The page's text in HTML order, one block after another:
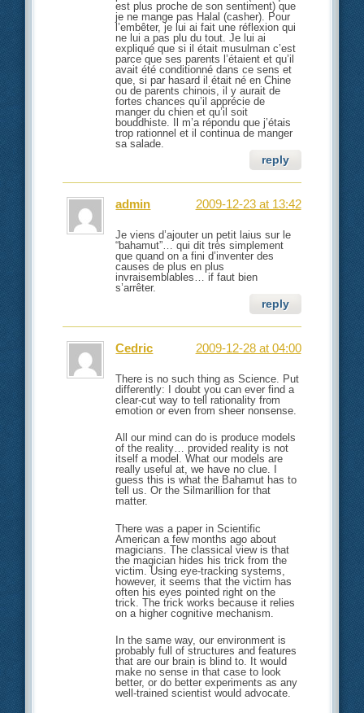
est plus proche de son sentiment) que
je ne mange pas Halal (casher). Pour
l’embêter, je lui ai fait une réflexion qui
ne lui a pas plu du tout. Je lui ai
expliqué que si il était musulman c’est
parce que ses parents l’étaient et qu’il
avait été conditionné dans ce sens et
que, si par hasard il était né en Chine
ou de parents chinois, il y aurait de
fortes chances qu’il apprécie de
manger du chien et qu’il soit
bouddhiste. Il m’a répondu que j’étais
trop rationnel et il continua de manger
sa salade.
reply
admin 2009-12-23 at 13:42
Je viens d’ajouter un petit laius sur le
“bahamut”… qui dit très simplement
que quand on a fini d’inventer des
causes de plus en plus
invraisemblables… if faut bien
s’arrêter.
reply
Cedric 2009-12-28 at 04:00
There is no such thing as Science. Put
differently: I doubt you can ever find a
clear-cut way to tell rationality from
emotion or even from sheer nonsense.
All our mind can do is produce models
of the reality… provided reality is not
itself a model. What our models are
really useful at, we have no clue. I
guess this is what the Bahamut has to
tell us. Or the Silmarillion for that
matter.
There was a paper in Scientific
American a few months ago about
magicians. The classical view is that
the magician hides his trick from the
victim. Using eye-tracking systems,
however, it seems that the victim has
often his eyes pointed right on the
trick. The trick works because it relies
on a higher cognitive mechanism.
In the same way, our environment is
probably full of structures and features
that are our brain is blind to. It would
make no sense in that case to look
better, or do better experiments as any
well-trained scientist would advocate.